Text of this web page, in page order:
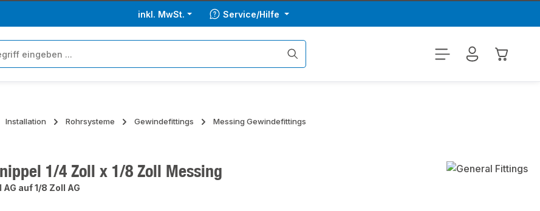
inkl. MwSt. Service/Hilfe
Installation Rohrsysteme Gewindefittings Messing Gewindefittings
1/4 Zoll x 1/8 Zoll Messing
AG auf 1/8 Zoll AG